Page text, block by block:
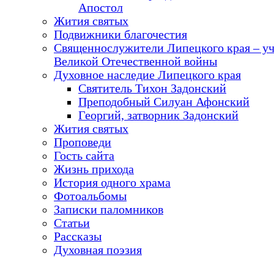
Апостол
Жития святых
Подвижники благочестия
Священнослужители Липецкого края –
Великой Отечественной войны
Духовное наследие Липецкого края
Святитель Тихон Задонский
Преподобный Силуан Афонский
Георгий, затворник Задонский
Жития святых
Проповеди
Гость сайта
Жизнь прихода
История одного храма
Фотоальбомы
Записки паломников
Статьи
Рассказы
Духовная поэзия